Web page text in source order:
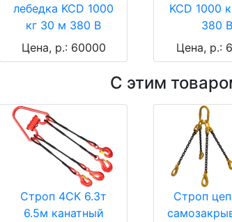
лебедка KCD 1000
кг 30 м 380 В
Цена, р.: 60000
KCD 1000
380 В
Цена, р.:
С этим
Строп 4СК 6.3т
6.5м канатный
Строп